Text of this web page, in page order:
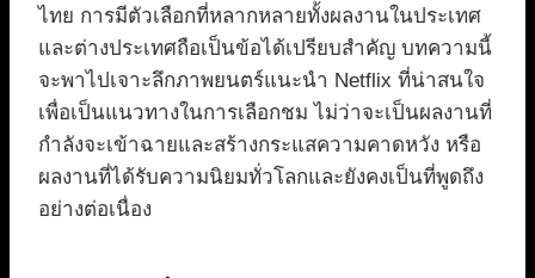
ไทย การมีตัวเลือกที่หลากหลายทั้งผลงานในประเทศ
และต่างประเทศถือเป็นข้อได้เปรียบสำคัญ บทความนี้
จะพาไปเจาะลึกภาพยนตร์แนะนำ Netflix ที่น่าสนใจ
เพื่อเป็นแนวทางในการเลือกชม ไม่ว่าจะเป็นผลงานที่
กำลังจะเข้าฉายและสร้างกระแสความคาดหวัง หรือ
ผลงานที่ได้รับความนิยมทั่วโลกและยังคงเป็นที่พูดถึง
อย่างต่อเนื่อง